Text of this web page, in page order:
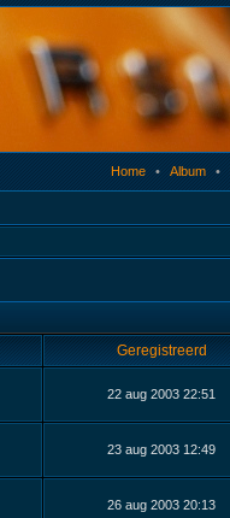
Home • Album •
Geregistreerd
22 aug 2003 22:51
23 aug 2003 12:49
26 aug 2003 20:13